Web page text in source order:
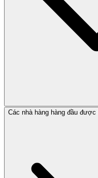
Các nhà hàng hàng đầu